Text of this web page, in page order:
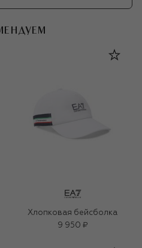
Хлопковая бейсболка
9 950 ₽